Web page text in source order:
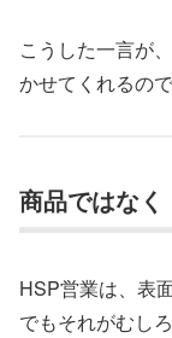
こうした一言が
かせてくれるので
商品ではな
HSP営業は、表
でもそれがむし